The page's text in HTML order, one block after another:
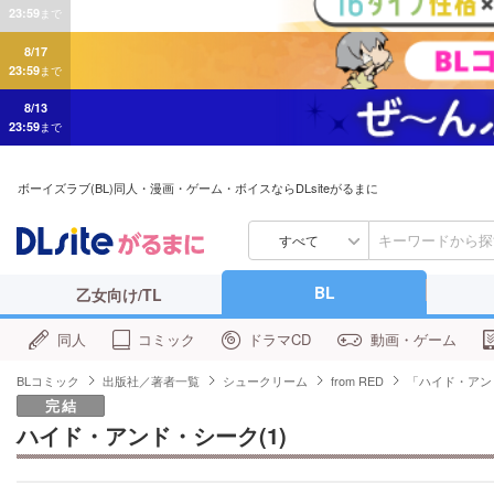
8/17
23:59
8/13
23:59まで
ボーイズラブ(BL)同人・漫画・ゲーム・ボイスならDLsiteがるまに
すべて
乙女向け/TL BL
同人 コミック ドラマCD 動画・ゲーム
BLコミック 出版社／著者一覧 シュークリーム from RED 「ハイド・ア
完結
ハイド・アンド・シーク(1)